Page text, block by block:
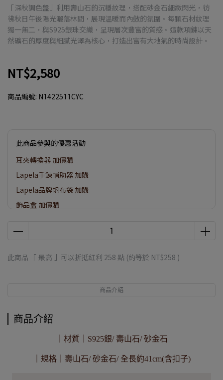
「深秋調色盤」利用壽山石的沉穩紋理，搭配砂金石細緻閃光，彷
彿秋日午後陽光灑落林間，展現溫暖而內斂的氛圍。每顆石材紋理
獨一無二，與S925銀珠交織，呈現層次豐富的質感。這款項鍊以天
然礦石的厚度與細膩光澤為核心，打造出富有大地氣的時尚設計。
NT$2,580
商品編號: N1422511CYC
此商品參與的優惠活動
耳夾轉換器 加價購
Lapela手鍊輔助器 加購
Lapela品牌帆布袋 加購
飾品盒 加價購
此商品 「 最高 」可以折抵紅利 258 點 (約等於 NT$258 )
商品介紹
商品介紹
｜材質｜S925銀/ 壽山石/ 砂金石
｜規格｜壽山石/ 砂金石/ 全長約41cm(含扣子)